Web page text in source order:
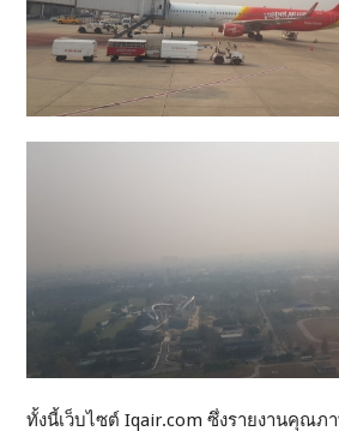
ทั้งนี้เว็บไซต์ Iqair.com ซึ่งรายงานคุณภ